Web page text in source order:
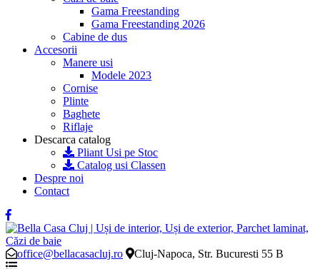
Gama Freestanding
Gama Freestanding 2026
Cabine de dus
Accesorii
Manere usi
Modele 2023
Cornise
Plinte
Baghete
Riflaje
Descarca catalog
Pliant Usi pe Stoc
Catalog usi Classen
Despre noi
Contact
office@bellacasacluj.ro Cluj-Napoca, Str. Bucuresti 55 B